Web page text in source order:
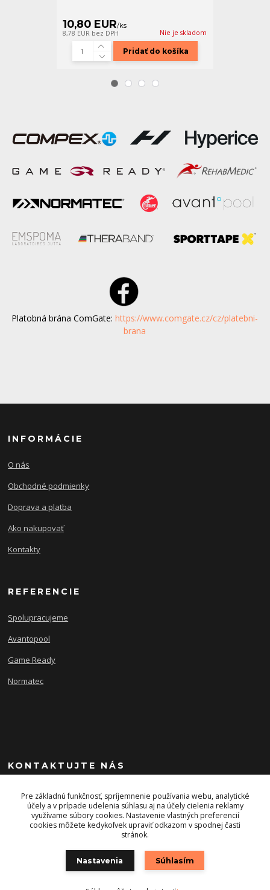
10,80 EUR/ks
8,78 EUR bez DPH Nie je skladom
Pridať do košíka
Platobná brána ComGate:https://www.comgate.cz/cz/platebni-
brana
INFORMÁCIE
O nás
Obchodné podmienky
Doprava a platba
Ako nakupovať
Kontakty
REFERENCIE
Spolupracujeme
Avantopool
Game Ready
Normatec
KONTAKTUJTE NÁS
+421 903 243 393
info@energysport.sk
Pre základnú funkčnosť, spríjemnenie používania webu, analytické
účely a v prípade udelenia súhlasu aj na účely cielenia reklamy
využívame súbory cookies. Nastavenie vlastných preferencií
cookies môžete kedykoľvek upraviť odkazom v spodnej časti
stránok.
Nastavenia Súhlasím